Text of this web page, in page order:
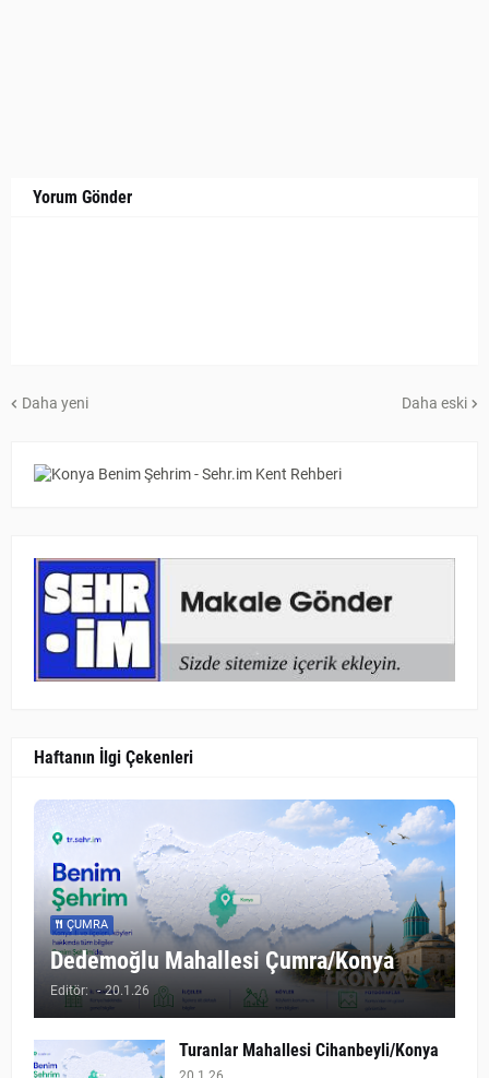
Yorum Gönder
Daha yeni Daha eski
Haftanın İlgi Çekenleri
ÇUMRA
Dedemoğlu Mahallesi Çumra/Konya
Editör: - 20.1.26
Turanlar Mahallesi Cihanbeyli/Konya